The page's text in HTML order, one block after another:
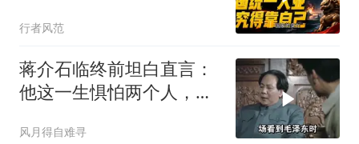
行者风范
蒋介石临终前坦白直言：
他这一生惧怕两个人，却
风月得自难寻